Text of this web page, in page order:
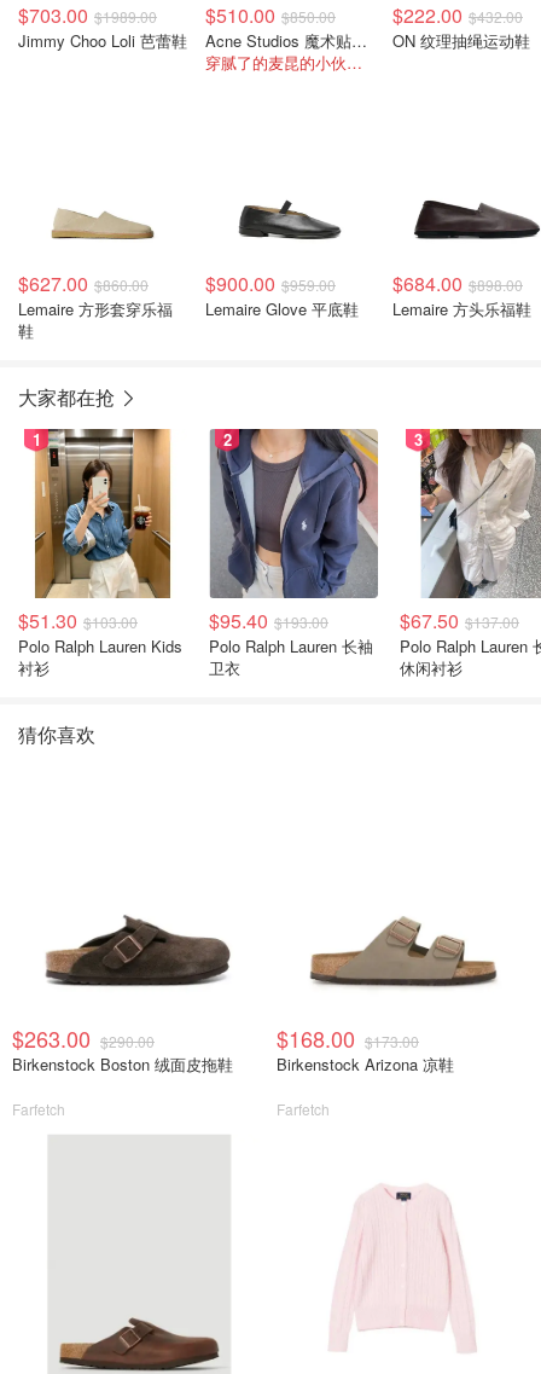
$703.00 $1989.00
Jimmy Choo Loli 芭蕾鞋
$510.00 $850.00
Acne Studios 魔术贴厚底鞋
穿腻了的麦昆的小伙伴看过来
$222.00 $432.00
ON 纹理抽绳运动鞋
$627.00 $860.00
Lemaire 方形套穿乐福
鞋
$900.00 $959.00
Lemaire Glove 平底鞋
$684.00 $898.00
Lemaire 方头乐福鞋
大家都在抢
1
$51.30 $103.00
Polo Ralph Lauren Kids
衬衫
2
$95.40 $193.00
Polo Ralph Lauren 长袖
卫衣
3
$67.50 $137.00
Polo Ralph Lauren
休闲衬衫
猜你喜欢
$263.00 $290.00
Birkenstock Boston 绒面皮拖鞋
Farfetch
$168.00 $173.00
Birkenstock Arizona 凉鞋
Farfetch